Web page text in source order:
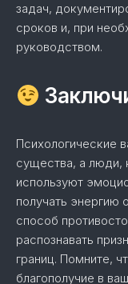
задач,
сроков и, при
руководством.
Психологические
существа, а люди,
используют
получать
способ
распознавать
границ. Помните,
благополучие в